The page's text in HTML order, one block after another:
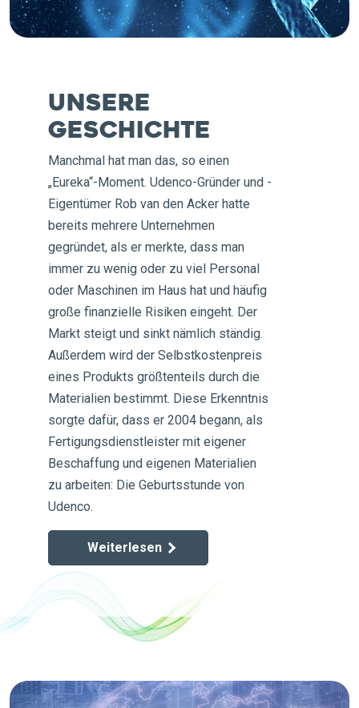
Unsere
Geschichte
Manchmal hat man das, so einen
„Eureka“-Moment. Udenco-Gründer und -
Eigentümer Rob van den Acker hatte
bereits mehrere Unternehmen
gegründet, als er merkte, dass man
immer zu wenig oder zu viel Personal
oder Maschinen im Haus hat und häufig
große finanzielle Risiken eingeht. Der
Markt steigt und sinkt nämlich ständig.
Außerdem wird der Selbstkostenpreis
eines Produkts größtenteils durch die
Materialien bestimmt. Diese Erkenntnis
sorgte dafür, dass er 2004 begann, als
Fertigungsdienstleister mit eigener
Beschaffung und eigenen Materialien
zu arbeiten: Die Geburtsstunde von
Udenco.
Weiterlesen